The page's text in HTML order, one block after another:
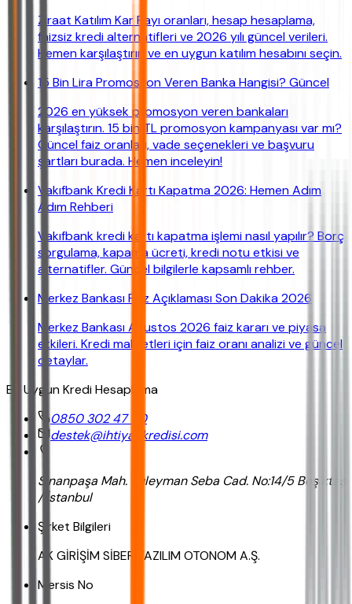
Ziraat Katılım Kar Payı oranları, hesap hesaplama,
faizsiz kredi alternatifleri ve 2026 yılı güncel verileri.
Hemen karşılaştırın ve en uygun katılım hesabını seçin.
15 Bin Lira Promosyon Veren Banka Hangisi? Güncel
2026 en yüksek promosyon veren bankaları
karşılaştırın. 15 bin TL promosyon kampanyası var mı?
Güncel faiz oranları, vade seçenekleri ve başvuru
şartları burada. Hemen inceleyin!
Vakıfbank Kredi Kartı Kapatma 2026: Hemen Adım
Adım Rehberi
Vakıfbank kredi kartı kapatma işlemi nasıl yapılır? Borç
sorgulama, kapama ücreti, kredi notu etkisi ve
alternatifler. Güncel bilgilerle kapsamlı rehber.
Merkez Bankası Faiz Açıklaması Son Dakika 2026
Merkez Bankası Ağustos 2026 faiz kararı ve piyasa
etkileri. Kredi maliyetleri için faiz oranı analizi ve güncel
detaylar.
En Uygun Kredi Hesaplama
0850 302 47 90
destek@ihtiyackredisi.com
Sinanpaşa Mah. Süleyman Seba Cad. No:14/5 Beşiktaş
/ İstanbul
Şirket Bilgileri
AK GİRİŞİM SİBER YAZILIM OTONOM A.Ş.
Mersis No